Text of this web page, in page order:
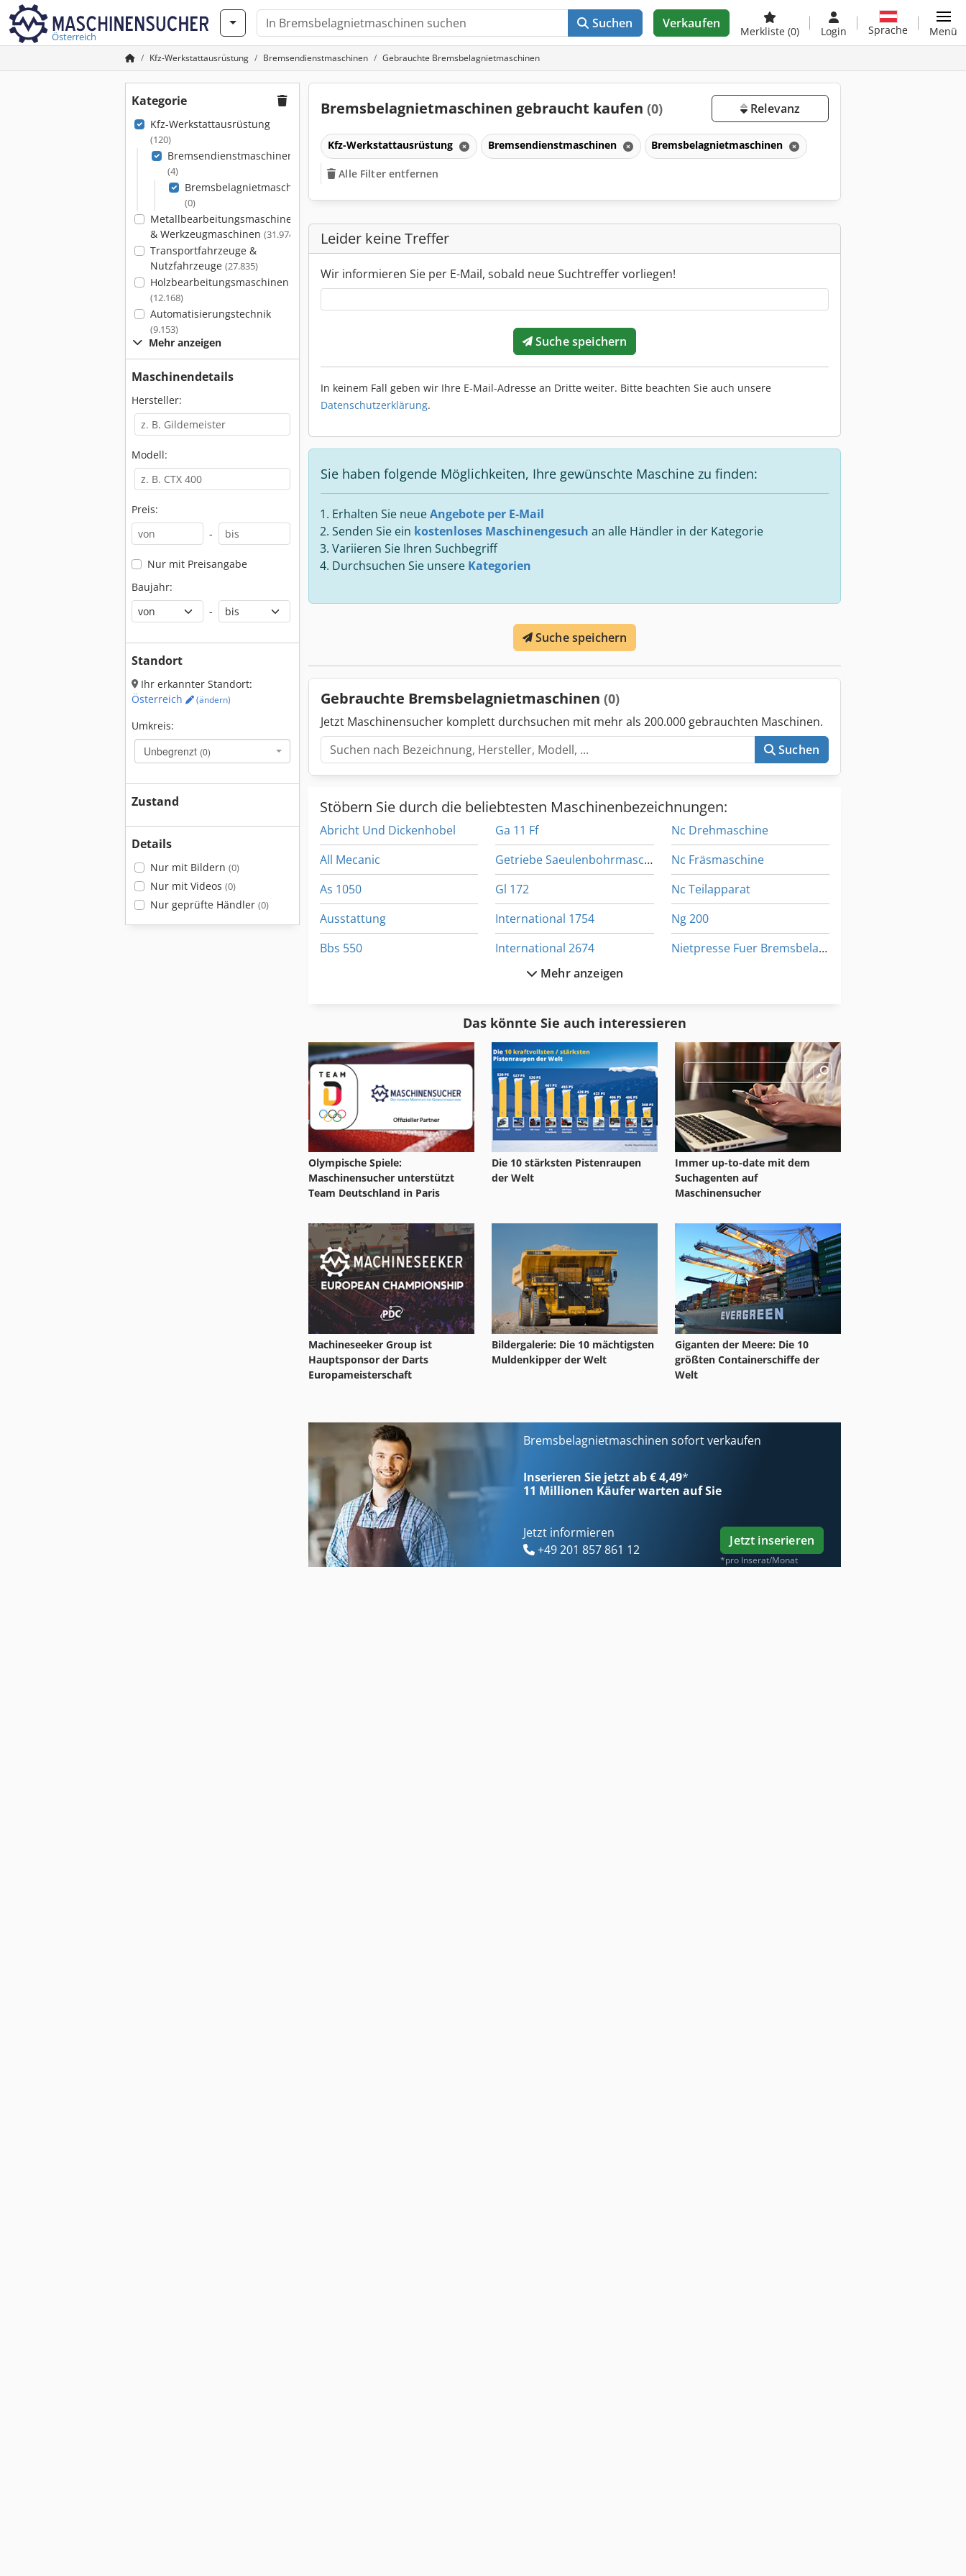
Österreich
Suchen Verkaufen
Merkliste (0) Login Sprache Menü
Kfz-Werkstattausrüstung Bremsendienstmaschinen Gebrauchte Bremsbelagnietmaschinen
Kategorie
Kfz-Werkstattausrüstung
(120)
Bremsendienstmaschinen
(4)
Bremsbelagnietmaschinen
(0)
Metallbearbeitungsmaschinen
& Werkzeugmaschinen (31.974)
Transportfahrzeuge &
Nutzfahrzeuge (27.835)
Holzbearbeitungsmaschinen
(12.168)
Automatisierungstechnik
(9.153)
Mehr anzeigen
Maschinendetails
Hersteller:
Modell:
Preis:
-
Nur mit Preisangabe
Baujahr:
-
Standort
Ihr erkannter Standort:
Österreich
(ändern)
Umkreis:
Unbegrenzt (0)
Zustand
Details
Nur mit Bildern (0)
Nur mit Videos (0)
Nur geprüfte Händler (0)
Bremsbelagnietmaschinen gebraucht kaufen (0) Relevanz
Kfz-Werkstattausrüstung Bremsendienstmaschinen Bremsbelagnietmaschinen
Alle Filter entfernen
Leider keine Treffer
Wir informieren Sie per E-Mail, sobald neue Suchtreffer vorliegen!
Suche speichern
In keinem Fall geben wir Ihre E-Mail-Adresse an Dritte weiter. Bitte beachten Sie auch unsere
Datenschutzerklärung.
Sie haben folgende Möglichkeiten, Ihre gewünschte Maschine zu finden:
Erhalten Sie neueAngebote per E-Mail
Senden Sie ein kostenloses Maschinengesuch an alle Händler in der Kategorie
Variieren Sie Ihren Suchbegriff
Durchsuchen Sie unsere Kategorien
Suche speichern
Gebrauchte Bremsbelagnietmaschinen (0)
Jetzt Maschinensucher komplett durchsuchen mit mehr als 200.000 gebrauchten Maschinen.
Suchen
Stöbern Sie durch die beliebtesten Maschinenbezeichnungen:
Abricht Und Dickenhobel
All Mecanic
As 1050
Ausstattung
Bbs 550
Format
Ga 11 Ff
Getriebe Saeulenbohrmaschine
Gl 172
International 1754
International 2674
Kgs 1670
Meh 5 2 1 8 B
Nc Drehmaschine
Nc Fräsmaschine
Nc Teilapparat
Ng 200
Nietpresse Fuer Bremsbelaege
Mehr anzeigen
Das könnte Sie auch interessieren
Olympische Spiele:
Maschinensucher unterstützt
Team Deutschland in Paris
Die 10 stärksten Pistenraupen
der Welt
Immer up-to-date mit dem
Suchagenten auf
Maschinensucher
Machineseeker Group ist
Hauptsponsor der Darts
Europameisterschaft
Bildergalerie: Die 10 mächtigsten
Muldenkipper der Welt
Giganten der Meere: Die 10
größten Containerschiffe der
Welt
Bremsbelagnietmaschinen sofort verkaufen
Inserieren Sie jetzt ab € 4,49*
11 Millionen Käufer warten auf Sie
Jetzt informieren
+49 201 857 861 12
Jetzt inserieren
*pro Inserat/Monat